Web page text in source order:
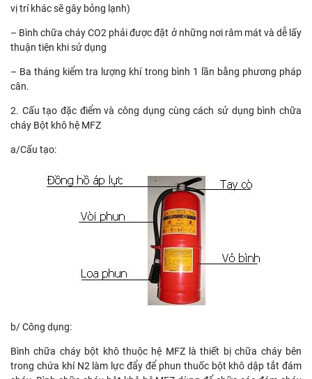
vị trí khác sẽ gây bỏng lạnh)
– Bình chữa cháy CO2 phải được đặt ở những nơi râm mát và dễ lấy
thuận tiện khi sử dụng
– Ba tháng kiểm tra lượng khí trong bình 1 lần bằng phương pháp
cân.
2. Cấu tạo đặc điểm và công dụng cùng cách sử dụng bình chữa
cháy Bột khô hệ MFZ
a/Cấu tạo:
b/ Công dụng:
Bình chữa cháy bột khô thuộc hệ MFZ là thiết bị chữa cháy bên
trong chứa khí N2 làm lực đẩy để phun thuốc bột khô dập tắt đám